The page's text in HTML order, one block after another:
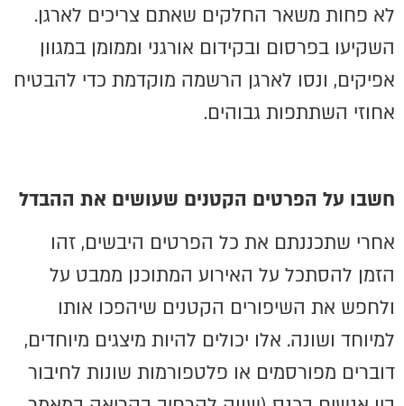
לא פחות משאר החלקים שאתם צריכים לארגן.
השקיעו בפרסום ובקידום אורגני וממומן במגוון
אפיקים, ונסו לארגן הרשמה מוקדמת כדי להבטיח
אחוזי השתתפות גבוהים.
חשבו על הפרטים הקטנים שעושים את ההבדל
אחרי שתכננתם את כל הפרטים היבשים, זהו
הזמן להסתכל על האירוע המתוכנן ממבט על
ולחפש את השיפורים הקטנים שיהפכו אותו
למיוחד ושונה. אלו יכולים להיות מיצגים מיוחדים,
דוברים מפורסמים או פלטפורמות שונות לחיבור